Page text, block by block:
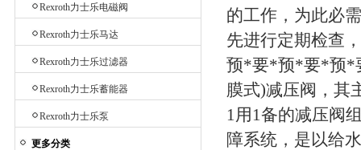
Rexroth力士乐电磁阀
Rexroth力士乐马达
Rexroth力士乐过滤器
Rexroth力士乐蓄能器
Rexroth力士乐泵
更多分类
的工作，为此必
先进行定期检查
预*要*预*要*预*
膜式)减压阀，其
1用1备的减压阀
障系统，是以给